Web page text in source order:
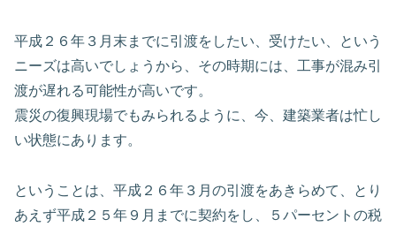
平成２６年３月末までに引渡をしたい、受けたい、という
ニーズは高いでしょうから、その時期には、工事が混み引
渡が遅れる可能性が高いです。
震災の復興現場でもみられるように、今、建築業者は忙し
い状態にあります。
ということは、平成２６年３月の引渡をあきらめて、とり
あえず平成２５年９月までに契約をし、５パーセントの税